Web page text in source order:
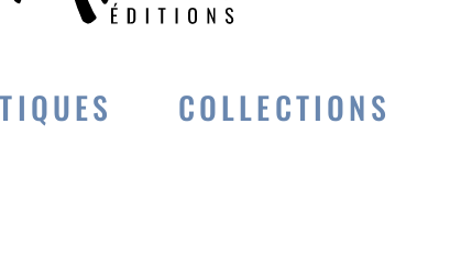
COLLECTIONS